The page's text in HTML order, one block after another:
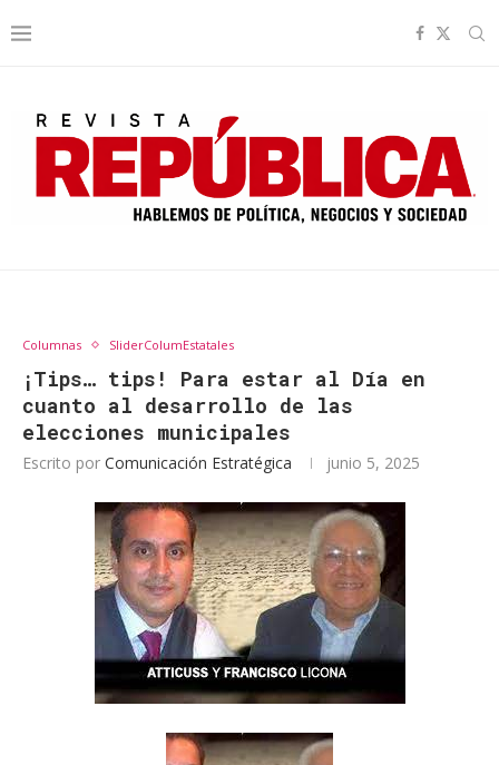
Columnas SliderColumEstatales
¡Tips… tips! Para estar al Día en
cuanto al desarrollo de las
elecciones municipales
Escrito por Comunicación Estratégica junio 5, 2025